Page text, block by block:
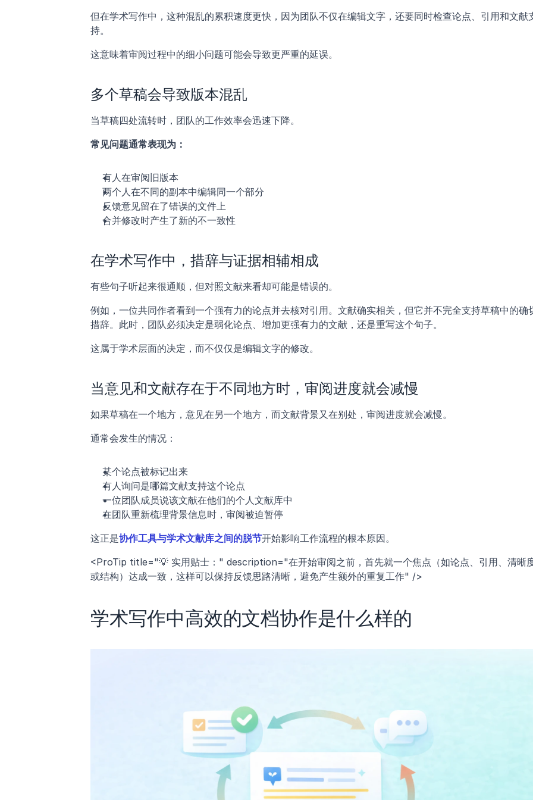
但在学术写作中，这种混乱的累积速度更快，因为团队不仅在编辑文字，还要同时检查论点、引用和文献
持。
这意味着审阅过程中的细小问题可能会导致更严重的延误。
多个草稿会导致版本混乱
当草稿四处流转时，团队的工作效率会迅速下降。
常见问题通常表现为：
有人在审阅旧版本
两个人在不同的副本中编辑同一个部分
反馈意见留在了错误的文件上
合并修改时产生了新的不一致性
在学术写作中，措辞与证据相辅相成
有些句子听起来很通顺，但对照文献来看却可能是错误的。
例如，一位共同作者看到一个强有力的论点并去核对引用。文献确实相关，但它并不完全支持草稿中的确
措辞。此时，团队必须决定是弱化论点、增加更强有力的文献，还是重写这个句子。
这属于学术层面的决定，而不仅仅是编辑文字的修改。
当意见和文献存在于不同地方时，审阅进度就会减慢
如果草稿在一个地方，意见在另一个地方，而文献背景又在别处，审阅进度就会减慢。
通常会发生的情况：
某个论点被标记出来
有人询问是哪篇文献支持这个论点
一位团队成员说该文献在他们的个人文献库中
在团队重新梳理背景信息时，审阅被迫暂停
这正是协作工具与学术文献库之间的脱节开始影响工作流程的根本原因。
<ProTip title="💡 实用贴士：" description="在开始审阅之前，首先就一个焦点（如论点、引用、清晰
或结构）达成一致，这样可以保持反馈思路清晰，避免产生额外的重复工作" />
学术写作中高效的文档协作是什么样的